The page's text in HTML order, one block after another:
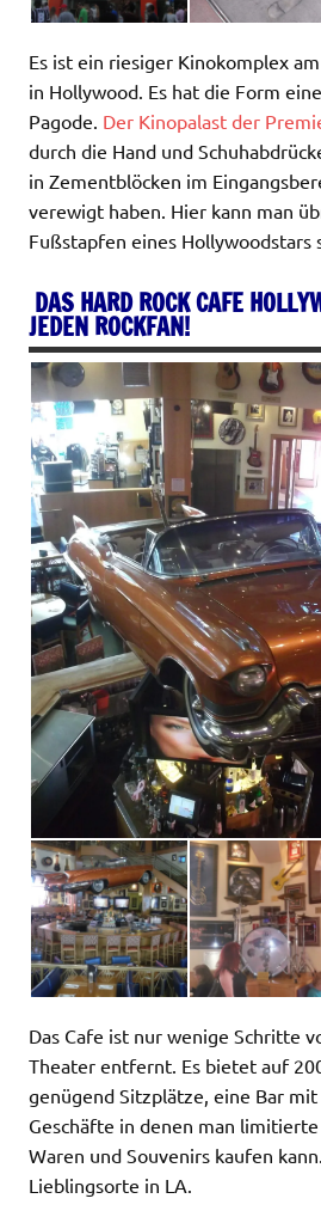
Es ist ein riesiger Kinokomplex
in Hollywood. Es hat die Form
Pagode. Der Kinopalast der
durch die Hand und
in Zementblöcken im
verewigt haben. Hier kann man
Fußstapfen eines Hollywoodstars
DAS HARD ROCK CAFE
JEDEN ROCKFAN!
Das Cafe ist nur wenige Schritte
Theater entfernt. Es bietet auf
genügend Sitzplätze, eine Bar
Geschäfte in denen man limitierte
Waren und Souvenirs kaufen
Lieblingsorte in LA.